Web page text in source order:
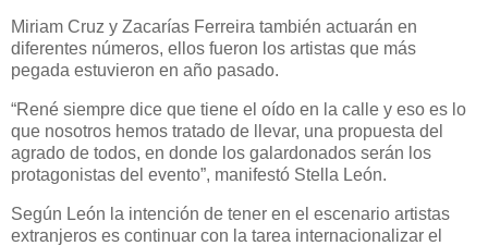
Miriam Cruz y Zacarías Ferreira también actuarán en
diferentes números, ellos fueron los artistas que más
pegada estuvieron en año pasado.
“René siempre dice que tiene el oído en la calle y eso es lo
que nosotros hemos tratado de llevar, una propuesta del
agrado de todos, en donde los galardonados serán los
protagonistas del evento”, manifestó Stella León.
Según León la intención de tener en el escenario artistas
extranjeros es continuar con la tarea internacionalizar el